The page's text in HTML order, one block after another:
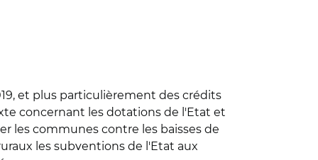
et plus particulièrement des crédits
concernant les dotations de l'Etat et
les communes contre les baisses de
les subventions de l'Etat aux